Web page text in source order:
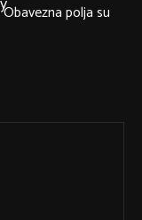
Obavezna polja su